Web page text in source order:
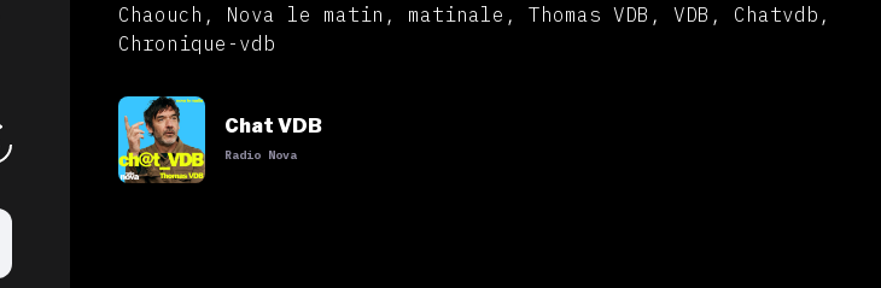
Chaouch, Nova le matin, matinale, Thomas VDB, VDB, Chatvdb,
Chronique-vdb
Chat VDB
Radio Nova